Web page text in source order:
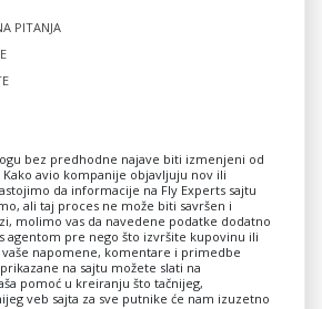
PITANJA
bez predhodne najave biti izmenjeni od
avio kompanije objavljuju nov ili
da informacije na Fly Experts sajtu
ali taj proces ne može biti savršen i
molimo vas da navedene podatke dodatno
agentom pre nego što izvršite kupovinu ili
vaše napomene, komentare i primedbe
na sajtu možete slati na
pomoć u kreiranju što tačnijeg,
veb sajta za sve putnike će nam izuzetno